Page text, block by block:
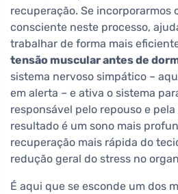
recuperação. Se incorporarmos
consciente neste processo,
trabalhar de forma mais
tensão muscular antes de
sistema nervoso simpático –
em alerta – e ativa o sistema
responsável pelo repouso e
resultado é um sono mais
recuperação mais rápida do
redução geral do stress no
É aqui que se esconde um dos